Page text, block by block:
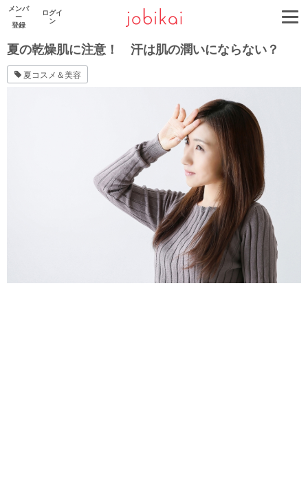
メンバ
ー
登録
ログイ
ン
夏の乾燥肌に注意！ 汗は肌の潤いにならない？
夏コスメ＆美容